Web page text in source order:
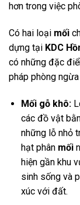
hơn trong việc
Có hai loại mối
dựng tại KDC
có những đặc
pháp phòng
Mối gỗ khô:
các đồ vật
những lỗ nhỏ
hạt phân mối
hiện gần khu
sinh sống và
xúc với đất.